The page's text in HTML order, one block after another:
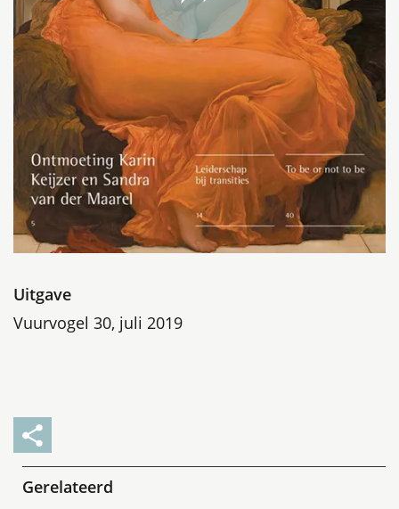
Uitgave
Vuurvogel 30, juli 2019
Gerelateerd